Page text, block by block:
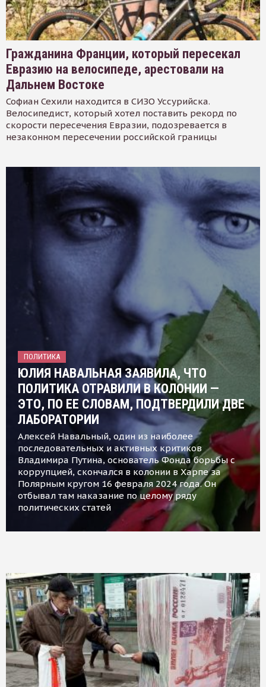
Гражданина Франции, который пересекал
Евразию на велосипеде, арестовали на
Дальнем Востоке
Софиан Сехили находится в СИЗО Уссурийска.
Велосипедист, который хотел поставить рекорд по
скорости пересечения Евразии, подозревается в
незаконном пересечении российской границы
ПОЛИТИКА
ЮЛИЯ НАВАЛЬНАЯ ЗАЯВИЛА, ЧТО
ПОЛИТИКА ОТРАВИЛИ В КОЛОНИИ —
ЭТО, ПО ЕЕ СЛОВАМ, ПОДТВЕРДИЛИ ДВЕ
ЛАБОРАТОРИИ
Алексей Навальный, один из наиболее
последовательных и активных критиков
Владимира Путина, основатель Фонда борьбы с
коррупцией, скончался в колонии в Харпе за
Полярным кругом 16 февраля 2024 года. Он
отбывал там наказание по целому ряду
политических статей